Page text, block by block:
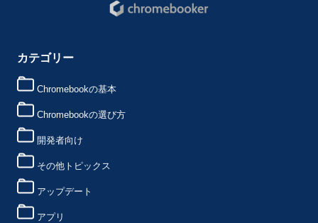
カテゴリー
Chromebookの基本
Chromebookの選び方
開発者向け
その他トピックス
アップデート
アプリ